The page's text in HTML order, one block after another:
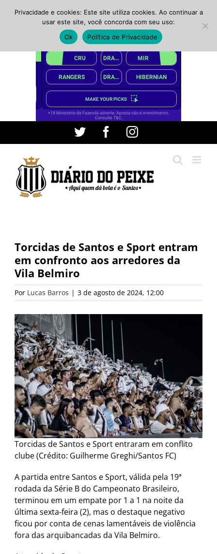
conteúdo
Twitter FacebookInstagram
Torcidas de Santos e Sport entram
em confronto aos arredores da
Vila Belmiro
Por Lucas Barros | 3 de agosto de 2024, 12:00
Torcidas de Santos e Sport entraram em conflito
clube (Crédito: Guilherme Greghi/Santos FC)
A partida entre Santos e Sport, válida pela 19ª
rodada da Série B do Campeonato Brasileiro,
terminou em um empate por 1 a 1 na noite da
última sexta-feira (2), mas o destaque negativo
ficou por conta de cenas lamentáveis de violência
fora das arquibancadas da Vila Belmiro.
Privacidade e cookies: Este site utiliza cookies. Ao continuar a
usar este site, você concorda com seu uso:
Ok
Política de Privacidade